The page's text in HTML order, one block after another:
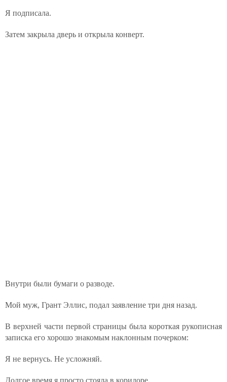
Я подписала.
Затем закрыла дверь и открыла конверт.
Внутри были бумаги о разводе.
Мой муж, Грант Эллис, подал заявление три дня назад.
В верхней части первой страницы была короткая рукописная
записка его хорошо знакомым наклонным почерком:
Я не вернусь. Не усложняй.
Долгое время я просто стояла в коридоре.